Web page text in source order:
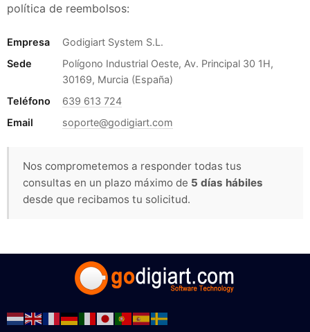
política de reembolsos:
Empresa
Godigiart System S.L.
Sede
Polígono Industrial Oeste, Av. Principal 30 1H,
30169, Murcia (España)
Teléfono
639 613 724
Email
soporte@godigiart.com
Nos comprometemos a responder todas tus
consultas en un plazo máximo de 5 días hábiles
desde que recibamos tu solicitud.